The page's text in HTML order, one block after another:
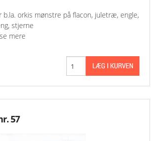
b.la. orkis mønstre på flacon, juletræ, engle,
stjerne
mere
57